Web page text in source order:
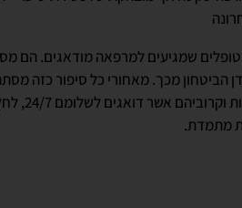
ומטופלים שמגיעים למרפאה מודאגים.
הביטחון מכך. מאחורי כל סיפור כזה
מילואים
מתמדת.